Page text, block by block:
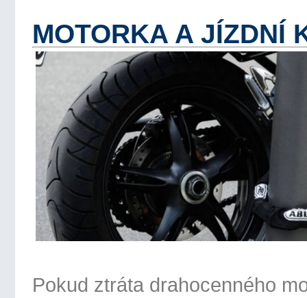
MOTORKA A JÍZDNÍ
Pokud ztráta drahocenného